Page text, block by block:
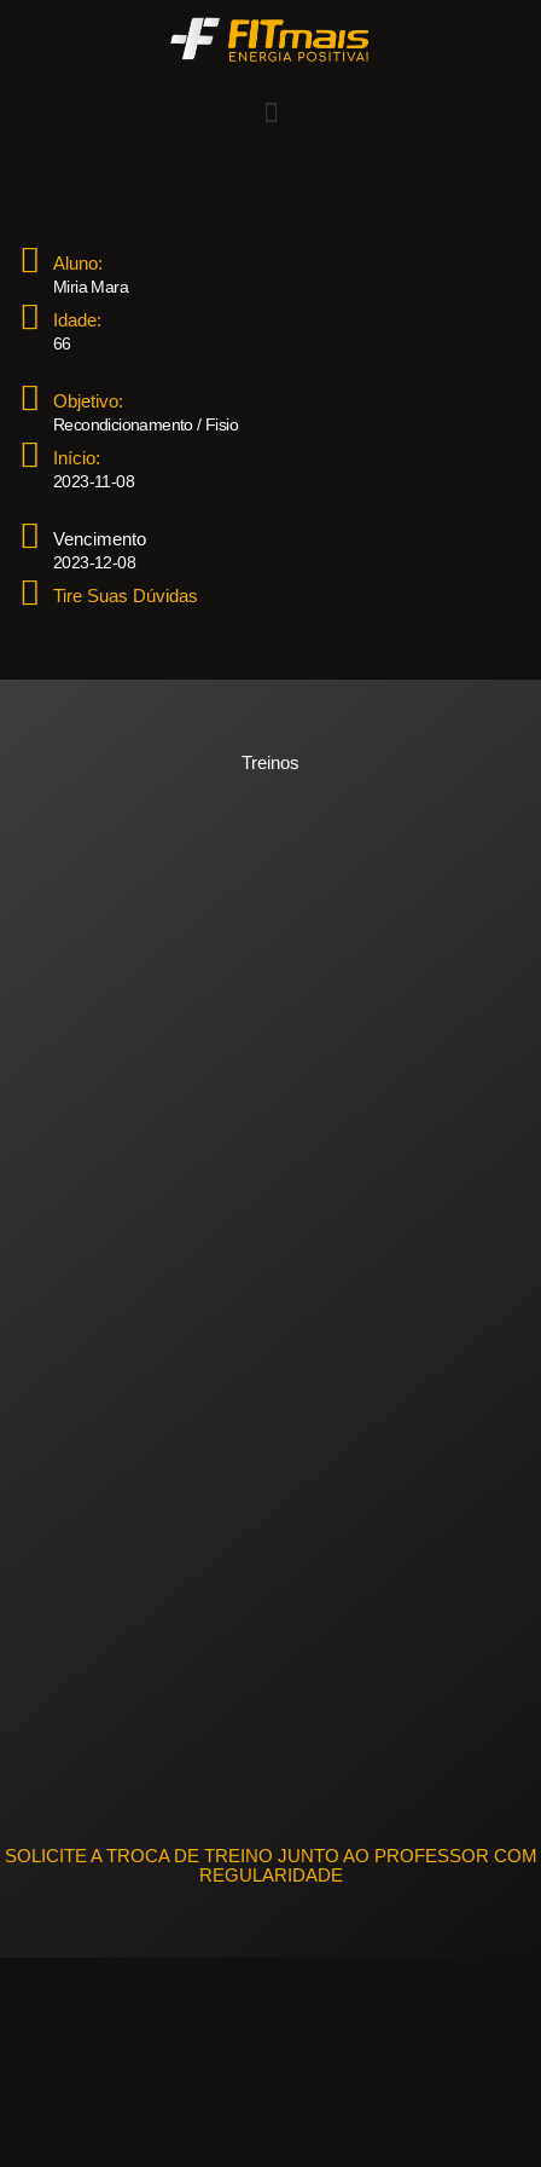
Aluno:
Miria Mara
Idade:
66
Objetivo:
Recondicionamento / Fisio
Início:
2023-11-08
Vencimento
2023-12-08
Tire Suas Dúvidas
Treinos
SOLICITE A TROCA DE TREINO JUNTO AO PROFESSOR COM
REGULARIDADE